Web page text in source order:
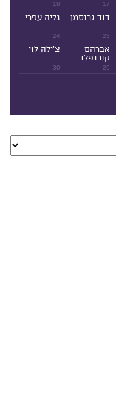
17
18
23
דוד גרוסמן
24
גליה עפרי
29
אברהם
קורנפלד
30
צ'ילה לוי